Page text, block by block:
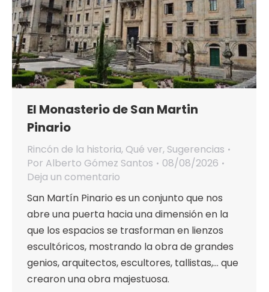
El Monasterio de San Martin
Pinario
Rincón de la historia, Qué ver, Sugerencias
Por Alberto Gómez Santos
08/08/2026
Deja un comentario
San Martín Pinario es un conjunto que nos
abre una puerta hacia una dimensión en la
que los espacios se trasforman en lienzos
escultóricos, mostrando la obra de grandes
genios, arquitectos, escultores, tallistas,… que
crearon una obra majestuosa.